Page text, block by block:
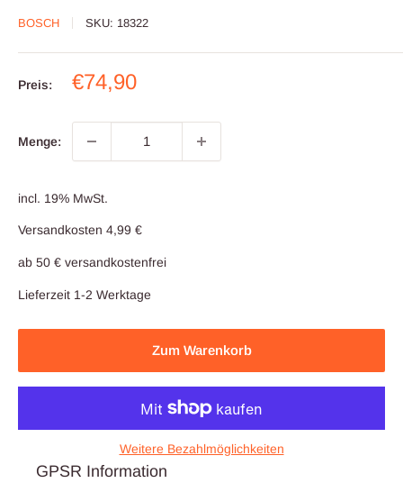
BOSCH SKU: 18322
Preis: Sonderpreis
€74,90
Menge:
incl. 19% MwSt.
Versandkosten 4,99 €
ab 50 € versandkostenfrei
Lieferzeit 1-2 Werktage
Zum Warenkorb
Weitere Bezahlmöglichkeiten
GPSR Information